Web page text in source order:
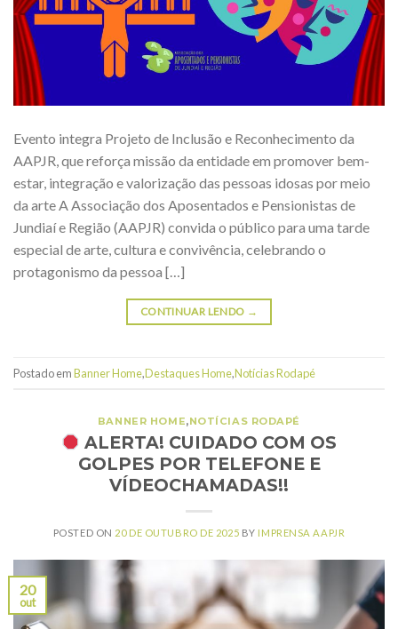
Evento integra Projeto de Inclusão e Reconhecimento da
AAPJR, que reforça missão da entidade em promover bem-
estar, integração e valorização das pessoas idosas por meio
da arte A Associação dos Aposentados e Pensionistas de
Jundiaí e Região (AAPJR) convida o público para uma tarde
especial de arte, cultura e convivência, celebrando o
protagonismo da pessoa […]
CONTINUAR LENDO →
Postado emBanner Home,Destaques Home,Notícias Rodapé
BANNER HOME,NOTÍCIAS RODAPÉ
ALERTA! CUIDADO COM OS
GOLPES POR TELEFONE E
VÍDEOCHAMADAS!!
POSTED ON 20 DE OUTUBRO DE 2025 BY IMPRENSA AAPJR
20
out